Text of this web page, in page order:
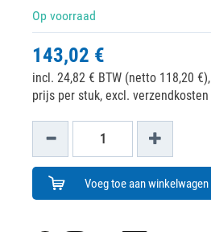
Op voorraad
143,02 €
incl. 24,82 € BTW (netto 118,20 €),
prijs per stuk, excl. verzendkosten
Voeg toe aan winkelwagen